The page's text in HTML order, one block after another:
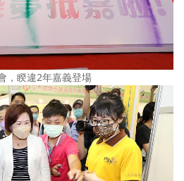
，睽違2年嘉義登場